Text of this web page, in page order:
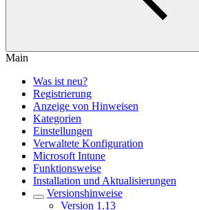
Main
Was ist neu?
Registrierung
Anzeige von Hinweisen
Kategorien
Einstellungen
Verwaltete Konfiguration
Microsoft Intune
Funktionsweise
Installation und Aktualisierungen
Versionshinweise
Version 1.13